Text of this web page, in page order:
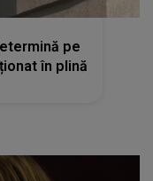
pe
în plină